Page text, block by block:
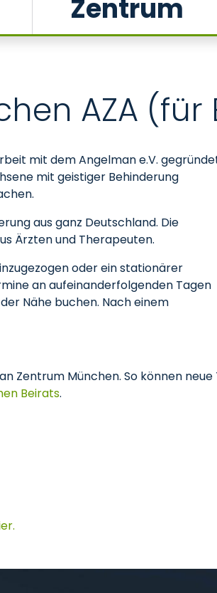
Zentrum
schweren Mehrfachbehinderungen
AZA (für
mit dem Angelman e.V.
mit geistiger Behinderung
aus ganz Deutschland. Die
Ärzten und Therapeuten.
oder ein stationärer
an aufeinanderfolgenden Tagen
Nähe buchen. Nach einem
Zentrum München. So können
Beirats.